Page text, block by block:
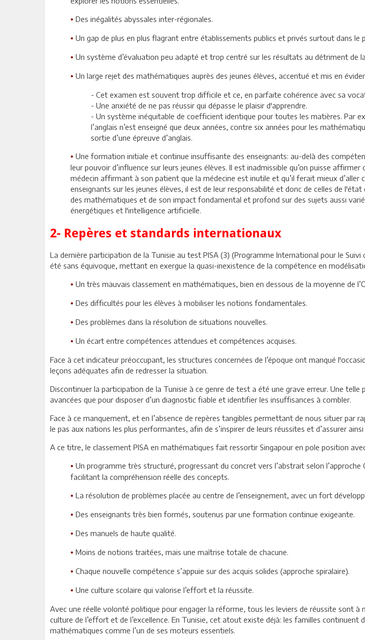
• Des inégalités abyssales inter-régionales.
• Un gap de plus en plus flagrant entre établissements publics et privés surtout dans le
• Un système d’évaluation peu adapté et trop centré sur les résultats au détriment de
• Un large rejet des mathématiques auprès des jeunes élèves, accentué et mis en
- Cet examen est souvent trop difficile et ce, en parfaite cohérence avec sa
- Une anxiété de ne pas réussir qui dépasse le plaisir d'apprendre.
- Un système inéquitable de coefficient identique pour toutes les matières. Par
l’anglais n’est enseigné que deux années, contre six années pour les
sortie d’une épreuve d’anglais.
• Une formation initiale et continue insuffisante des enseignants: au-delà des
leur pouvoir d’influence sur leurs jeunes élèves. Il est inadmissible qu’on puisse
médecin affirmant à son patient que la médecine est inutile et qu’il ferait mieux
enseignants sur les jeunes élèves, il est de leur responsabilité et donc de celles de
des mathématiques et de son impact fondamental et profond sur des sujets aussi
énergétiques et l'intelligence artificielle.
2- Repères et standards internationaux
La dernière participation de la Tunisie au test PISA (3) (Programme International pour le
été sans équivoque, mettant en exergue la quasi-inexistence de la compétence en
• Un très mauvais classement en mathématiques, bien en dessous de la moyenne de
• Des difficultés pour les élèves à mobiliser les notions fondamentales.
• Des problèmes dans la résolution de situations nouvelles.
• Un écart entre compétences attendues et compétences acquises.
Face à cet indicateur préoccupant, les structures concernées de l’époque ont manqué
leçons adéquates afin de redresser la situation.
Discontinuer la participation de la Tunisie à ce genre de test a été une grave erreur. Une
avancées que pour disposer d’un diagnostic fiable et identifier les insuffisances à combler.
Face à ce manquement, et en l’absence de repères tangibles permettant de nous situer
le pas aux nations les plus performantes, afin de s’inspirer de leurs réussites et d’assurer
A ce titre, le classement PISA en mathématiques fait ressortir Singapour en pole position
• Un programme très structuré, progressant du concret vers l’abstrait selon
facilitant la compréhension réelle des concepts.
• La résolution de problèmes placée au centre de l’enseignement, avec un fort
• Des enseignants très bien formés, soutenus par une formation continue exigeante.
• Des manuels de haute qualité.
• Moins de notions traitées, mais une maîtrise totale de chacune.
• Chaque nouvelle compétence s’appuie sur des acquis solides (approche spiralaire).
• Une culture scolaire qui valorise l’effort et la réussite.
Avec une réelle volonté politique pour engager la réforme, tous les leviers de réussite sont
culture de l’effort et de l’excellence. En Tunisie, cet atout existe déjà: les familles continuent
mathématiques comme l’un de ses moteurs essentiels.